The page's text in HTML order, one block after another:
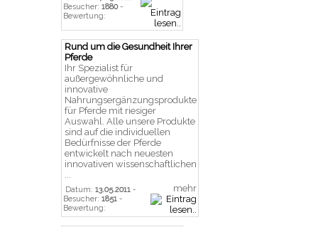
Besucher: 1880-
Bewertung:
Rund um die Gesundheit Ihrer
Pferde
Ihr Spezialist für
außergewöhnliche und
innovative
Nahrungsergänzungsprodukte
für Pferde mit riesiger
Auswahl. Alle unsere Produkte
sind auf die individuellen
Bedürfnisse der Pferde
entwickelt nach neuesten
innovativen wissenschaftlichen
...
Datum: 13.05.2011 -
Besucher: 1851 -
Bewertung:
mehr